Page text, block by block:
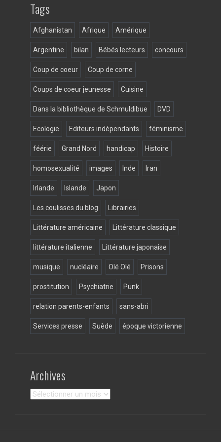
Tags
Afghanistan Afrique Amérique
Argentine bilan Bébés lecteurs concours
Coup de coeur Coup de corne
Coups de coeur jeunesse Cuisine
Dans la bibliothèque de Schmuldibue DVD
Ecologie Editeurs indépendants féminisme
féérie Grand Nord handicap Histoire
homosexualité images Inde Iran
Irlande Islande Japon
Les coulisses du blog Librairies
Littérature américaine Littérature classique
littérature italienne Littérature japonaise
musique nucléaire Olé Olé Prisons
prostitution Psychiatrie Punk
relation parents-enfants sans-abri
Services presse Suède époque victorienne
Archives
Archives